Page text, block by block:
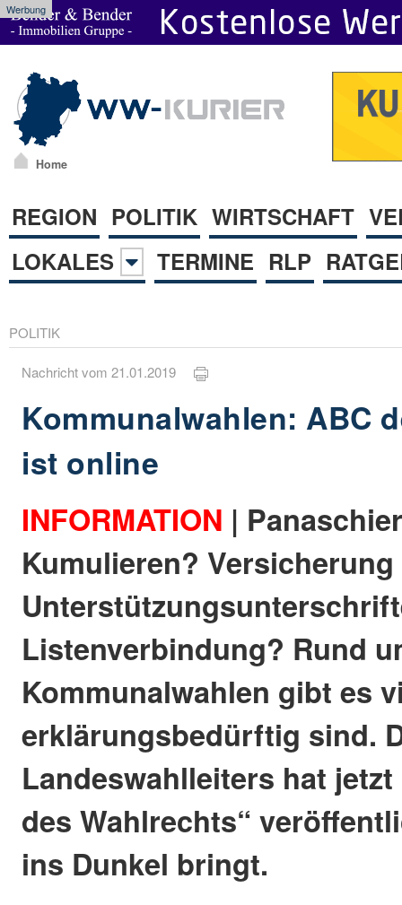
Werbung
Home
REGION POLITIK WIRTSCHAFT
LOKALES
TERMINE RLP
POLITIK
Nachricht vom 21.01.2019
Kommunalwahlen: ABC
ist online
INFORMATION |
Kumulieren?
Listenverbindung? Rund
Kommunalwahlen gibt es
erklärungsbedürftig sind.
Landeswahlleiters hat
des Wahlrechts“
ins Dunkel bringt.